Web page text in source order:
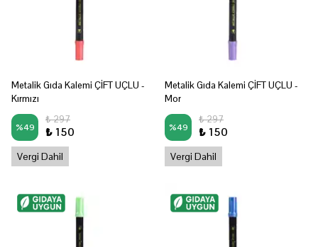
Metalik Gıda Kalemi ÇİFT UÇLU -
Kırmızı
%49
₺ 297
₺ 150
Vergi Dahil
Metalik Gıda Kalemi ÇİFT UÇLU -
Mor
%49
₺ 297
₺ 150
Vergi Dahil